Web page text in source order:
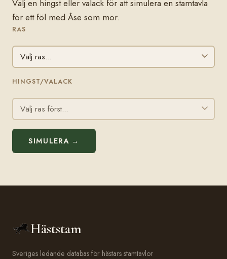
Välj en hingst eller valack för att simulera en stamtavla
för ett föl med Åse som mor.
RAS
HINGST/VALACK
SIMULERA →
Häststam
Sveriges ledande databas för hästars stamtavlor